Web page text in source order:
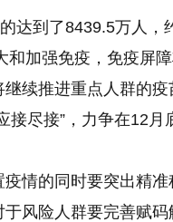
达到了8439.5万人，
加强免疫，免疫屏
续推进重点人群的
接尽接”，力争在12
情的同时要突出精
风险人群要完善赋码